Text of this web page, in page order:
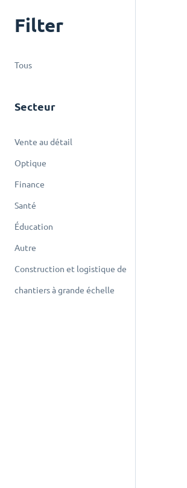
Filter
Tous
Secteur
Vente au détail
Optique
Finance
Santé
Éducation
Autre
Construction et logistique de
chantiers à grande échelle